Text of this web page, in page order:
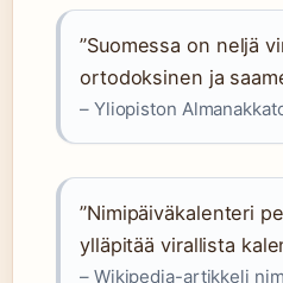
”Suomessa on neljä
ortodoksinen ja
– Yliopiston
”Nimipäiväkalenteri
ylläpitää virallista
– Wikipedia-artikkeli